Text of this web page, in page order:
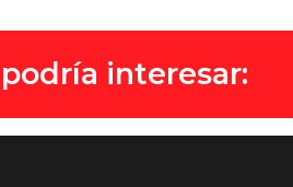
interesar: